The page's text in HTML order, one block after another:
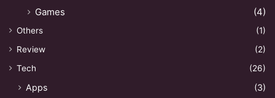
Games
(4)
Others
(1)
Review
(2)
Tech
(26)
Apps
(3)